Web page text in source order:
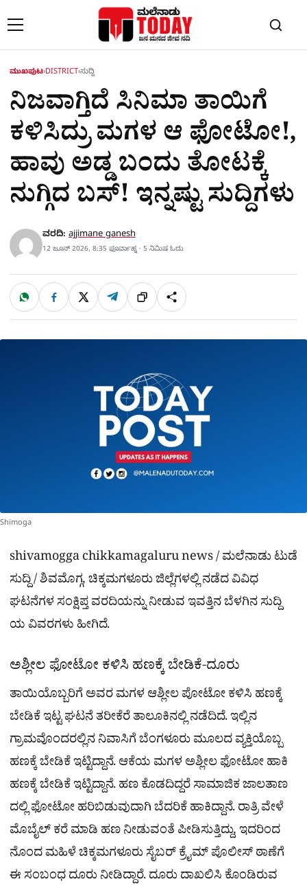
ಮುಖಪುಟ›DISTRICT›ಸುದ್ದಿ
ನಿಜವಾಗ್ತಿದೆ ಸಿನಿಮಾ ತಾಯಿಗೆ
ಕಳಿಸಿದ್ರು ಮಗಳ ಆ ಫೋಟೋ!,
ಹಾವು ಅಡ್ಡ ಬಂದು ತೋಟಕ್ಕೆ
ನುಗ್ಗಿದ ಬಸ್​! ಇನ್ನಷ್ಟು ಸುದ್ದಿಗಳು
ವರದಿ: ajjimane ganesh
12 ಜೂನ್ 2026, 8:35 ಫೂರ್ವಾಹ್ನ · 5 ನಿಮಿಷ ಓದು
ಹಂಚಿಕೊಳ್ಳಿ
W
a
t
p
F
c
e
o
X T
l
e
a
ಲಿಂ
ಕ್
S
h
a
e
Shimoga
shivamogga chikkamagaluru news / ಮಲೆನಾಡು ಟುಡೆ
ಸುದ್ದಿ / ಶಿವಮೊಗ್ಗ, ಚಿಕ್ಕಮಗಳೂರು ಜಿಲ್ಲೆಗಳಲ್ಲಿ ನಡೆದ ವಿವಿಧ
ಘಟನೆಗಳ ಸಂಕ್ಷಿಪ್ತ ವರದಿಯನ್ನು ನೀಡುವ ಇವತ್ತಿನ ಬೆಳಗಿನ ಸುದ್ದಿ
ಯ ವಿವರಗಳು ಹೀಗಿದೆ.
ಅಶ್ಲೀಲ ಫೋಟೋ ಕಳಿಸಿ ಹಣಕ್ಕೆ ಬೇಡಿಕೆ-ದೂರು
ತಾಯಿಯೊಬ್ಬರಿಗೆ ಅವರ ಮಗಳ ಆಶ್ಲೀಲ ಪೋಟೋ ಕಳಿಸಿ ಹಣಕ್ಕೆ
ಬೇಡಿಕೆ ಇಟ್ಟ ಘಟನೆ ತರೀಕೆರೆ ತಾಲೂಕಿನಲ್ಲಿ ನಡೆದಿದೆ. ಇಲ್ಲಿನ
ಗ್ರಾಮವೊಂದರಲ್ಲಿನ ನಿವಾಸಿಗೆ ಬೆಂಗಳೂರು ಮೂಲದ ವ್ಯಕ್ತಿಯೊಬ್ಬ
ಹಣಕ್ಕೆ ಬೇಡಿಕೆ ಇಟ್ಟಿದ್ದಾನೆ. ಆಕೆಯ ಮಗಳ ಅಶ್ಲೀಲ ಫೋಟೋ ಹಾಕಿ
ಹಣಕ್ಕೆ ಬೇಡಿಕೆ ಇಟ್ಟಿದ್ದಾನೆ. ಹಣ ಕೊಡದಿದ್ದರೆ ಸಾಮಾಜಿಕ ಜಾಲತಾಣ
ದಲ್ಲಿ ಫೋಟೋ ಹರಿಬಿಡುವುದಾಗಿ ಬೆದರಿಕೆ ಹಾಕಿದ್ದಾನೆ. ರಾತ್ರಿ ವೇಳೆ
ಮೊಬೈಲ್ ಕರೆ ಮಾಡಿ ಹಣ ನೀಡುವಂತೆ ಪೀಡಿಸುತ್ತಿದ್ದು, ಇದರಿಂದ
ನೊಂದ ಮಹಿಳೆ ಚಿಕ್ಕಮಗಳೂರು ಸೈಬರ್ ಕ್ರೈಮ್ ಪೊಲೀಸ್ ಠಾಣೆಗೆ
ಈ ಸಂಬಂಧ ದೂರು ನೀಡಿದ್ದಾರೆ. ದೂರು ದಾಖಲಿಸಿ ಕೊಂಡಿರುವ